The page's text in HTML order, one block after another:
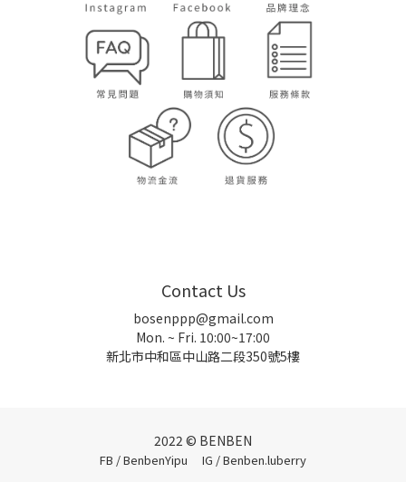
Contact Us
bosenppp@gmail.com
Mon. ~ Fri. 10:00~17:00
新北市中和區中山路二段350號5樓
2022 © BENBEN
FB / BenbenYipu IG / Benben.luberry